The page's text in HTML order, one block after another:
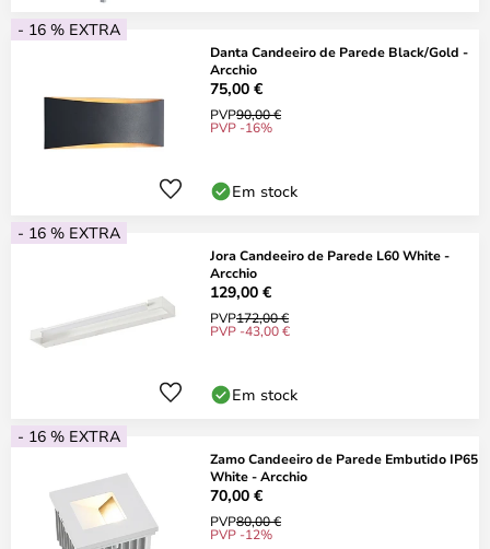
- 16 % EXTRA
Danta Candeeiro de Parede Black/Gold -
Arcchio
75,00 €
PVP90,00 €
PVP -16%
Em stock
- 16 % EXTRA
Jora Candeeiro de Parede L60 White -
Arcchio
129,00 €
PVP172,00 €
PVP -43,00 €
Em stock
- 16 % EXTRA
Zamo Candeeiro de Parede Embutido IP65
White - Arcchio
70,00 €
PVP80,00 €
PVP -12%